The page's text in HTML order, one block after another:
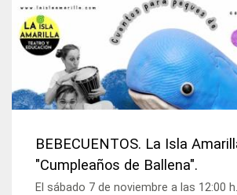
BEBECUENTOS. La Isla
"Cumpleaños de Ballena".
El sábado 7 de noviembre a las 12:00